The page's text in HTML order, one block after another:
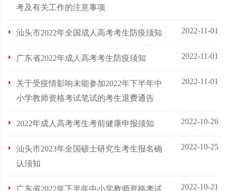
考及有关工作的注意事项
汕头市2022年全国成人高考考生防疫须知 2022-11-01
广东省2022年成人高考考生防疫须知 2022-11-01
关于受疫情影响未能参加2022年下半年中
小学教师资格考试笔试的考生退费通告
2022-11-01
2022年成人高考考生考前健康申报须知 2022-10-26
汕头市2023年全国硕士研究生考生报名确
认须知
2022-10-25
广东省2022年下半年中小学教师资格考试
2022-10-21